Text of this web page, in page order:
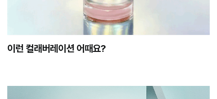
이런 컬래버레이션 어때요?